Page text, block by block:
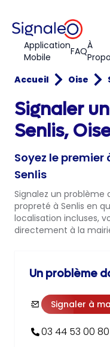
Application
Mobile
FAQÀ
Accueil Oise
Signaler
Senlis,
Soyez le
Senlis
Signalez un problème
propreté à Senlis en
localisation incluses,
directement à la
Un problème
Signaler à
03 44 53 00 80